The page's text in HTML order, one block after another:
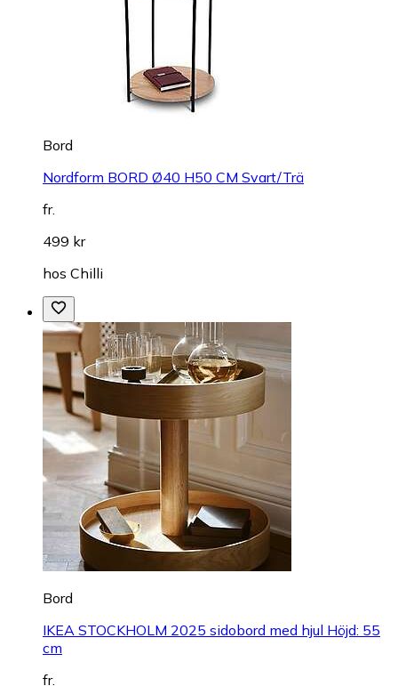
Bord
Nordform BORD Ø40 H50 CM Svart/Trä
fr.
499 kr
hos Chilli
Bord
IKEA STOCKHOLM 2025 sidobord med hjul Höjd: 55
cm
fr.